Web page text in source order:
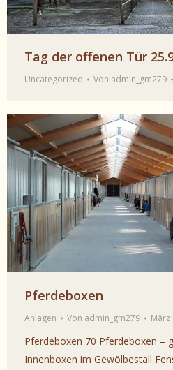
Tag der offenen Tür
Uncategorized Von admin_gm279
Pferdeboxen
Anlagen Von admin_gm279 März
Pferdeboxen 70 Pferdeboxen –
Innenboxen im Gewölbestall